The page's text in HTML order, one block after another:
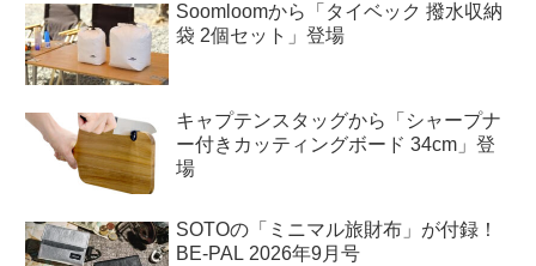
Soomloomから「タイベック 撥水収納
袋 2個セット」登場
キャプテンスタッグから「シャープナ
ー付きカッティングボード 34cm」登
場
SOTOの「ミニマル旅財布」が付録！
BE-PAL 2026年9月号